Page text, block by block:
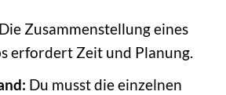
Die Zusammenstellung eines
erfordert Zeit und Planung.
Du musst die einzelnen